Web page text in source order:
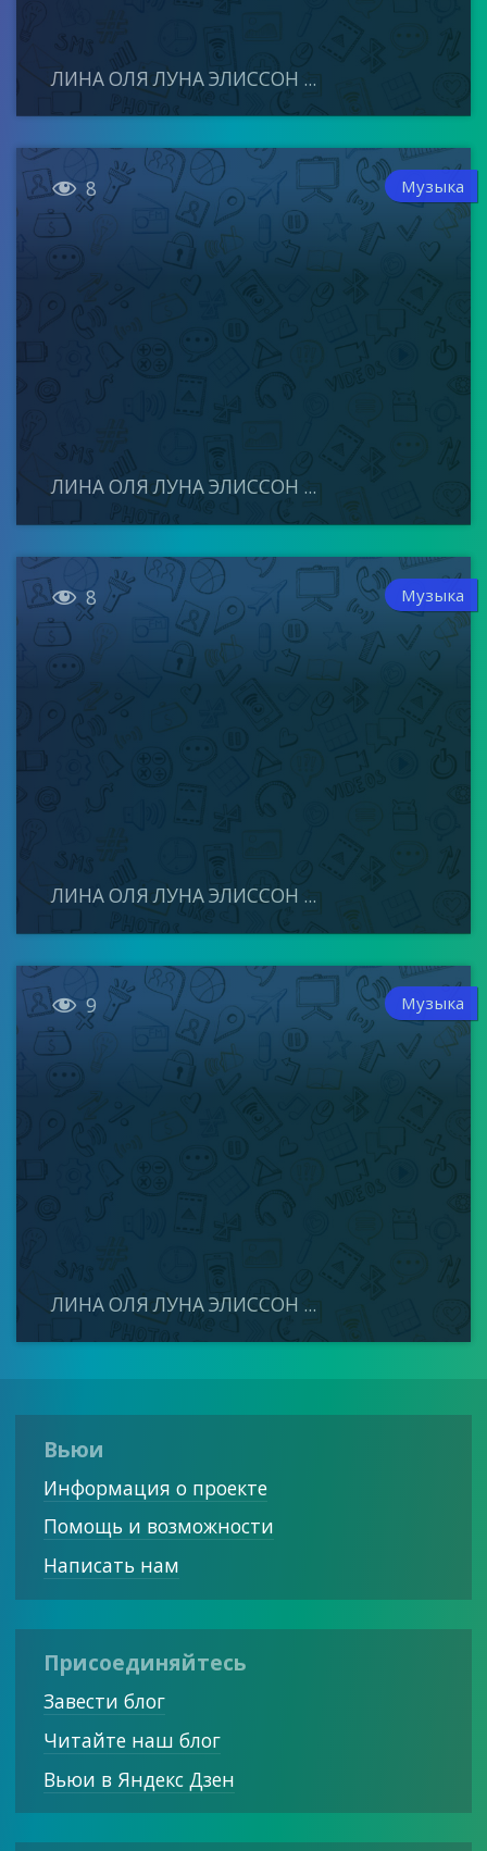
ЛИНА ОЛЯ ЛУНА ЭЛИССОН ...
 8 Музыка
ЛИНА ОЛЯ ЛУНА ЭЛИССОН ...
 8 Музыка
ЛИНА ОЛЯ ЛУНА ЭЛИССОН ...
 9 Музыка
ЛИНА ОЛЯ ЛУНА ЭЛИССОН ...
Вьюи
Информация о проекте
Помощь и возможности
Написать нам
Присоединяйтесь
Завести блог
Читайте наш блог
Вьюи в Яндекс Дзен